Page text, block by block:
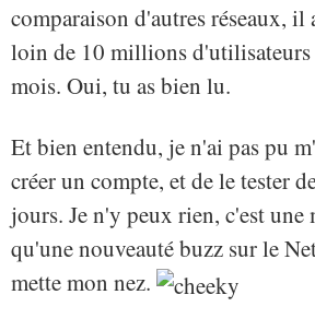
comparaison d'autres réseaux, il
loin de 10 millions d'utilisateurs
mois. Oui, tu as bien lu.
Et bien entendu, je n'ai pas pu
créer un compte, et de le tester
jours. Je n'y peux rien, c'est une
qu'une nouveauté buzz sur le
mette mon nez.